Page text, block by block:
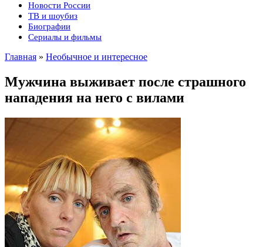
Новости России
ТВ и шоубиз
Биографии
Сериалы и фильмы
Главная » Необычное и интересное
Мужчина выживает после страшного
нападения на него с вилами